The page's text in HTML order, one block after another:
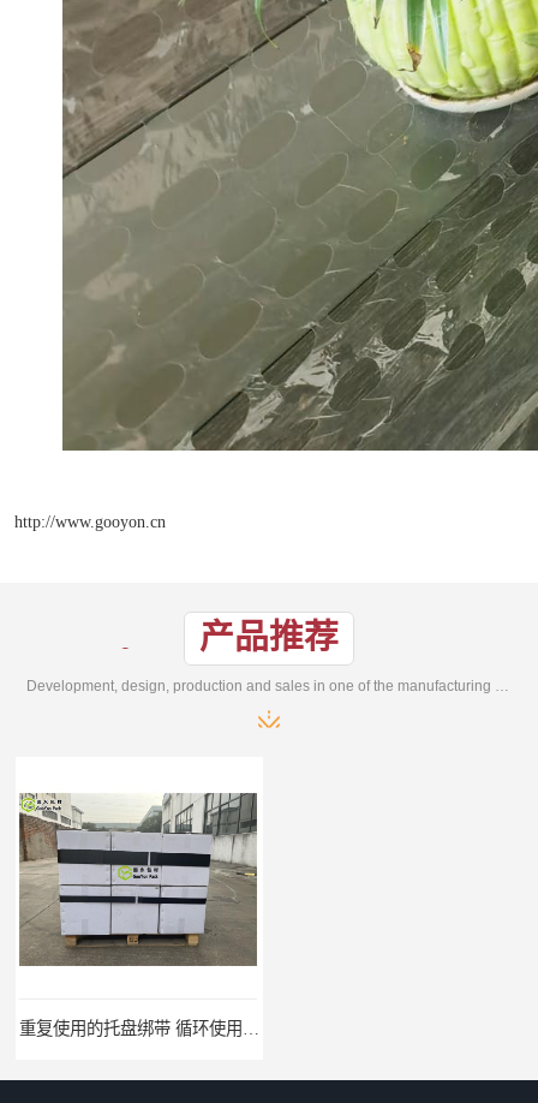
http://www.gooyon.cn
产品推荐
Development, design, production and sales in one of the manufacturing enterprises